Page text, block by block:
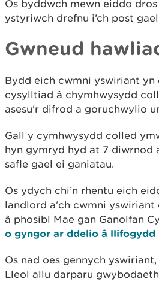
Os byddwch mewn eiddo
ystyriwch drefnu i’ch post
Gwneud
Bydd eich cwmni yswiriant yn
cysylltiad â chymhwysydd
asesu'r difrod a goruchwylio
Gall y cymhwysydd colled
hyn gymryd hyd at 7 diwrnod
safle gael ei ganiatau.
Os ydych chi’n rhentu eich
landlord a'ch cwmni yswiriant
â phosibl Mae gan Ganolfan
o gyngor ar ddelio â llifogydd
Os nad oes gennych
Lleol allu darparu